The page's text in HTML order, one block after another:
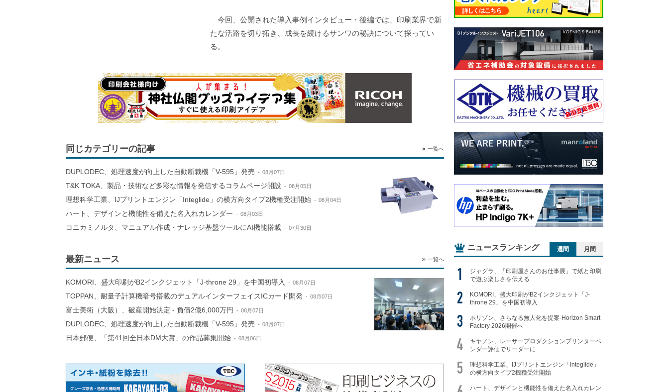
今回、公開された導入事例インタビュー・後編では、印刷業界で新
たな活路を切り拓き、成長を続けるサンワの秘訣について探ってい
る。
同じカテゴリーの記事 一覧へ
DUPLODEC、処理速度が向上した自動断裁機「V-595」発売 08月07日
T&K TOKA、製品・技術など多彩な情報を発信するコラムページ開設 08月05日
理想科学工業、IJプリントエンジン「Integlide」の横方向タイプ2機種受注開始 08月04日
ハート、デザインと機能性を備えた名入れカレンダー 08月03日
コニカミノルタ、マニュアル作成・ナレッジ基盤ツールにAI機能搭載 07月30日
最新ニュース 一覧へ
KOMORI、盛大印刷がB2インクジェット「J-throne 29」を中国初導入 08月07日
TOPPAN、耐量子計算機暗号搭載のデュアルインターフェイスICカード開発 08月07日
富士美術（大阪）、破産開始決定 - 負債2億6,000万円 08月07日
DUPLODEC、処理速度が向上した自動断裁機「V-595」発売 08月07日
日本郵便、「第41回全日本DM大賞」の作品募集開始 08月06日
ニュースランキング 週間 月間
ジャグラ、「印刷屋さんのお仕事展」で紙と印刷
で遊ぶ楽しさを伝える
KOMORI、盛大印刷がB2インクジェット「J-
throne 29」を中国初導入
ホリゾン、さらなる無人化を提案-Horizon Smart
Factory 2026開催へ
キヤノン、レーザープロダクションプリンターベ
ンダー評価でリーダーに
理想科学工業、IJプリントエンジン「Integlide」
の横方向タイプ2機種受注開始
ハート、デザインと機能性を備えた名入れカレン